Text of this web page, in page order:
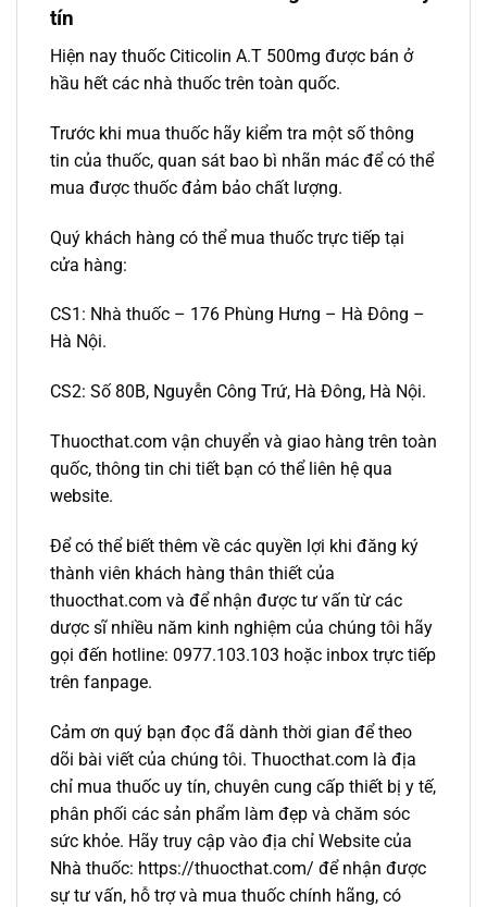
tín
Hiện nay thuốc Citicolin A.T 500mg được bán ở
hầu hết các nhà thuốc trên toàn quốc.
Trước khi mua thuốc hãy kiểm tra một số thông
tin của thuốc, quan sát bao bì nhãn mác để có thể
mua được thuốc đảm bảo chất lượng.
Quý khách hàng có thể mua thuốc trực tiếp tại
cửa hàng:
CS1: Nhà thuốc – 176 Phùng Hưng – Hà Đông –
Hà Nội.
CS2: Số 80B, Nguyễn Công Trứ, Hà Đông, Hà Nội.
Thuocthat.com vận chuyển và giao hàng trên toàn
quốc, thông tin chi tiết bạn có thể liên hệ qua
website.
Để có thể biết thêm về các quyền lợi khi đăng ký
thành viên khách hàng thân thiết của
thuocthat.com và để nhận được tư vấn từ các
dược sĩ nhiều năm kinh nghiệm của chúng tôi hãy
gọi đến hotline: 0977.103.103 hoặc inbox trực tiếp
trên fanpage.
Cảm ơn quý bạn đọc đã dành thời gian để theo
dõi bài viết của chúng tôi. Thuocthat.com là địa
chỉ mua thuốc uy tín, chuyên cung cấp thiết bị y tế,
phân phối các sản phẩm làm đẹp và chăm sóc
sức khỏe. Hãy truy cập vào địa chỉ Website của
Nhà thuốc: https://thuocthat.com/ để nhận được
sự tư vấn, hỗ trợ và mua thuốc chính hãng, có